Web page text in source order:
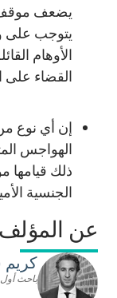
يضعف موقف
يتوجب على
الأوهام
القضاء على
إن أي نوع
الهواجس
ذلك قيامها
الجنسية
عن المؤلف
كريم
باحث